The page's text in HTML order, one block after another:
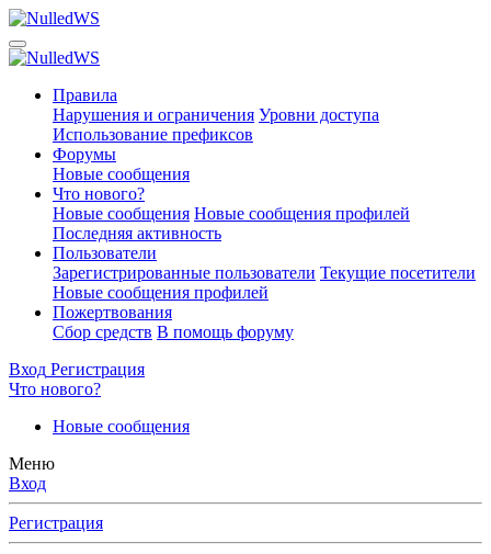
Правила
Нарушения и ограничения Уровни доступа
Использование префиксов
Форумы
Новые сообщения
Что нового?
Новые сообщения Новые сообщения профилей
Последняя активность
Пользователи
Зарегистрированные пользователи Текущие посетители
Новые сообщения профилей
Пожертвования
Сбор средств В помощь форуму
Вход Регистрация
Что нового?
Новые сообщения
Меню
Вход
Регистрация